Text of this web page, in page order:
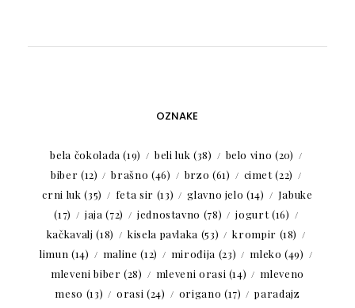
OZNAKE
bela čokolada (19) beli luk (38) belo vino (20)
biber (12) brašno (46) brzo (61) cimet(22)
crni luk (35) feta sir (13) glavno jelo (14)
Jabuke
(17)
jaja (72) jednostavno (78) jogurt(16)
kačkavalj (18) kisela pavlaka (53) krompir (18)
limun (14) maline (12) mirođija (23) mleko (49)
mleveni biber (28) mleveni orasi (14)
mleveno
meso (13) orasi (24) origano (17)
paradajz